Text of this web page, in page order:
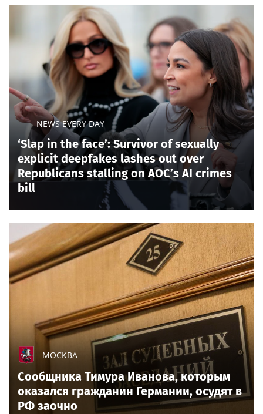
NEWS EVERY DAY
‘Slap in the face’: Survivor of sexually
explicit deepfakes lashes out over
Republicans stalling on AOC’s AI crimes
bill
МОСКВА
Сообщника Тимура Иванова, которым
оказался гражданин Германии, осудят в
РФ заочно